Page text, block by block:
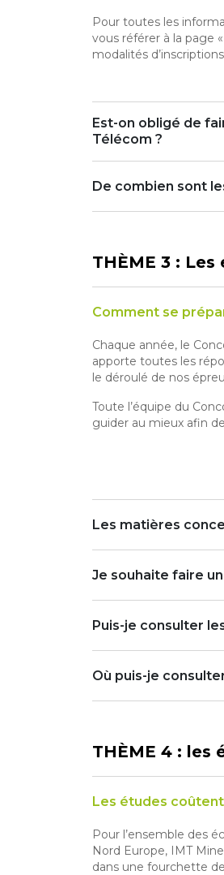
Pour toutes les
vous référer à la page
modalités
Est-on obligé de
Télécom ?
De combien sont
THÈME 3 :
Comment se
Chaque année, le
apporte toutes les
le déroulé de nos
Toute l’équipe du
guider au mieux afin
Les matières
Je souhaite faire
Puis-je consulter
Où puis-je
THÈME 4 : les
Les études
Pour l’ensemble des
Nord Europe, IMT
dans une fourchette